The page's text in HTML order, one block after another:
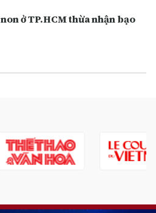
ở TP.HCM thừa nhận bạo